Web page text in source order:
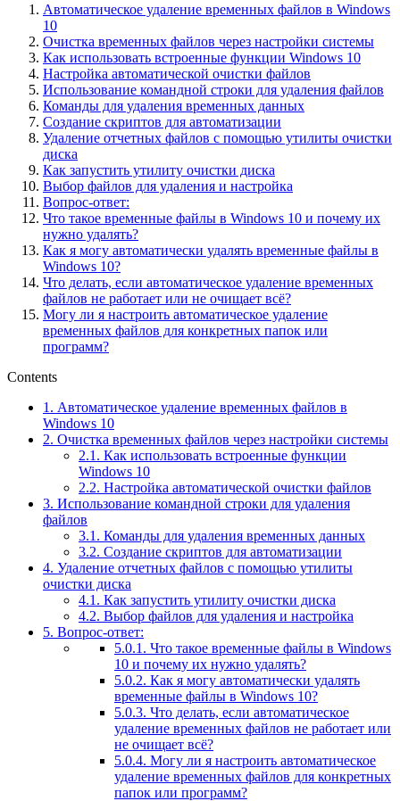
Автоматическое удаление временных файлов в Windows
10
Очистка временных файлов через настройки системы
Как использовать встроенные функции Windows 10
Настройка автоматической очистки файлов
Использование командной строки для удаления файлов
Команды для удаления временных данных
Создание скриптов для автоматизации
Удаление отчетных файлов с помощью утилиты очистки
диска
Как запустить утилиту очистки диска
Выбор файлов для удаления и настройка
Вопрос-ответ:
Что такое временные файлы в Windows 10 и почему их
нужно удалять?
Как я могу автоматически удалять временные файлы в
Windows 10?
Что делать, если автоматическое удаление временных
файлов не работает или не очищает всё?
Могу ли я настроить автоматическое удаление
временных файлов для конкретных папок или
программ?
Contents
1. Автоматическое удаление временных файлов в
Windows 10
2. Очистка временных файлов через настройки системы
2.1. Как использовать встроенные функции
Windows 10
2.2. Настройка автоматической очистки файлов
3. Использование командной строки для удаления
файлов
3.1. Команды для удаления временных данных
3.2. Создание скриптов для автоматизации
4. Удаление отчетных файлов с помощью утилиты
очистки диска
4.1. Как запустить утилиту очистки диска
4.2. Выбор файлов для удаления и настройка
5. Вопрос-ответ:
5.0.1. Что такое временные файлы в Windows
10 и почему их нужно удалять?
5.0.2. Как я могу автоматически удалять
временные файлы в Windows 10?
5.0.3. Что делать, если автоматическое
удаление временных файлов не работает или
не очищает всё?
5.0.4. Могу ли я настроить автоматическое
удаление временных файлов для конкретных
папок или программ?